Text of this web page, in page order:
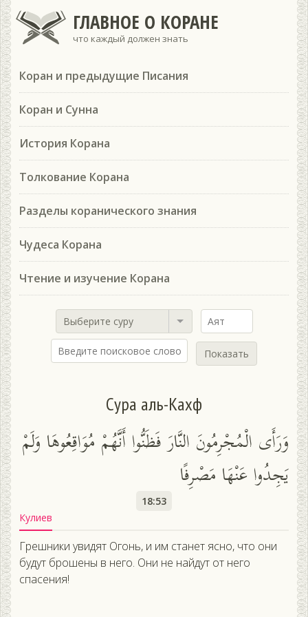
ГЛАВНОЕ О КОРАНЕ
что каждый должен знать
Коран и предыдущие Писания
Коран и Сунна
История Корана
Толкование Корана
Разделы коранического знания
Чудеса Корана
Чтение и изучение Корана
Выберите суру
Показать
Сура аль-Кахф
وَرَأَى الْمُجْرِمُونَ النَّارَ فَظَنُّوا أَنَّهُمْ مُوَاقِعُوهَا وَلَمْ
يَجِدُوا عَنْهَا مَصْرِفًا
18:53
Кулиев
Грешники увидят Огонь, и им станет ясно, что они
будут брошены в него. Они не найдут от него
спасения!